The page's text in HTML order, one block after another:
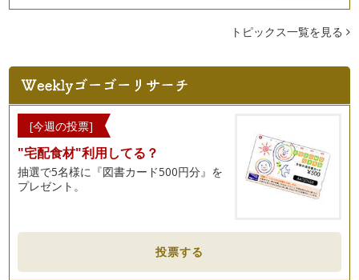
トピックス一覧を見る
[今週の投票]
"宅配食材"利用してる？
抽選で5名様に『図書カード500円分』を
プレゼント。
投票する